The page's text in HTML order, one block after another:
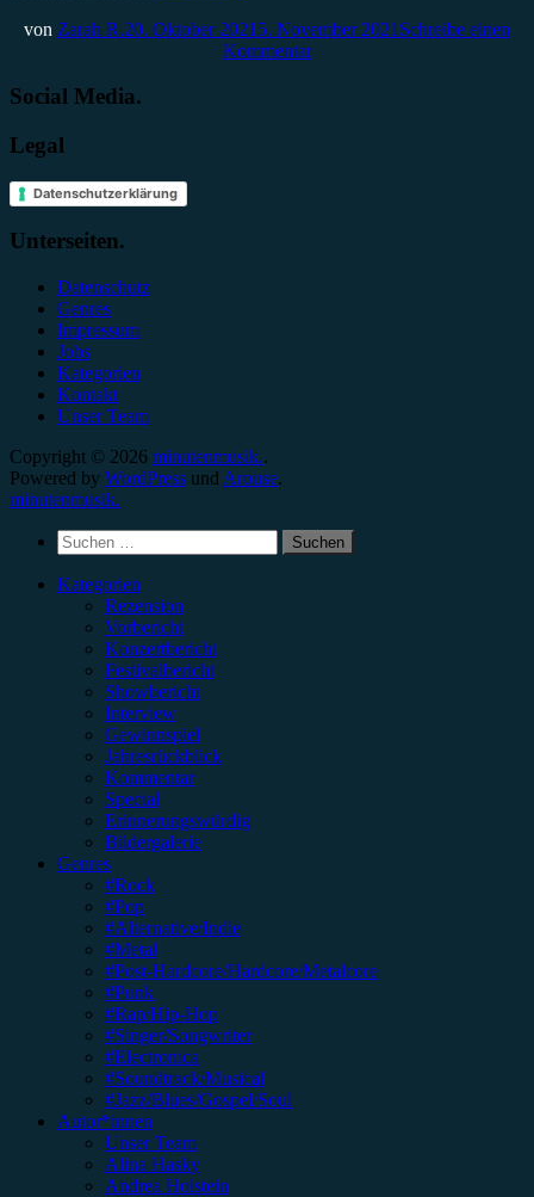
von Zarah R.20. Oktober 2021 5. November 2021 Schreibe einen
Kommentar
Social Media.
Legal
Datenschutzerklärung
Unterseiten.
Datenschutz
Genres
Impressum
Jobs
Kategorien
Kontakt
Unser Team
Copyright © 2026 minutenmusik..
Powered by WordPress und Arouse.
minutenmusik.
Suchen
nach:
Kategorien
Rezension
Vorbericht
Konzertbericht
Festivalbericht
Showbericht
Interview
Gewinnspiel
Jahresrückblick
Kommentar
Special
Erinnerungswürdig
Bildergalerie
Genres
#Rock
#Pop
#Alternative/Indie
#Metal
#Post-Hardcore/Hardcore/Metalcore
#Punk
#Rap/Hip-Hop
#Singer/Songwriter
#Electronica
#Soundtrack/Musical
#Jazz/Blues/Gospel/Soul
Autor*innen
Unser Team
Alina Hasky
Andrea Holstein